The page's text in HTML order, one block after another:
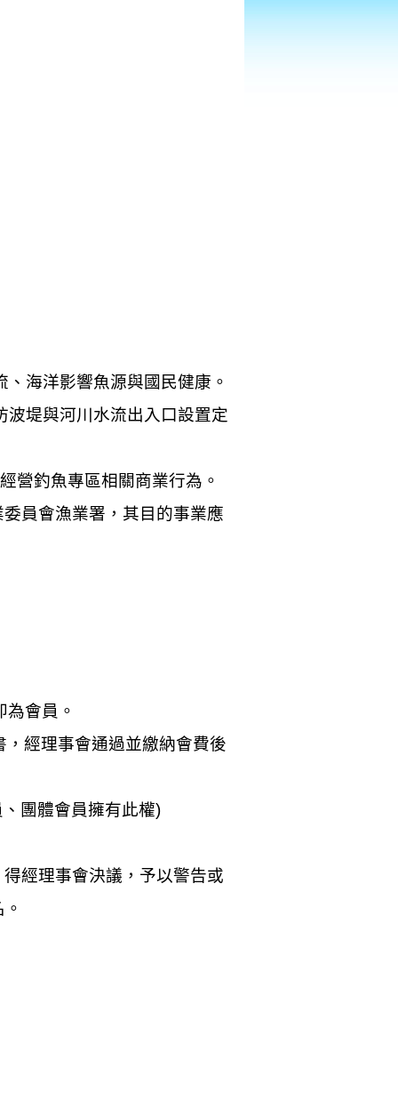
海洋影響魚源與國民健康。
波堤與河川水流出入口設置定
營釣魚專區相關商業行為。
員會漁業署 ， 其目的事業應
會員。
經理事會通過並繳納會費後
團體會員擁有此權)
經理事會決議，予以警告或